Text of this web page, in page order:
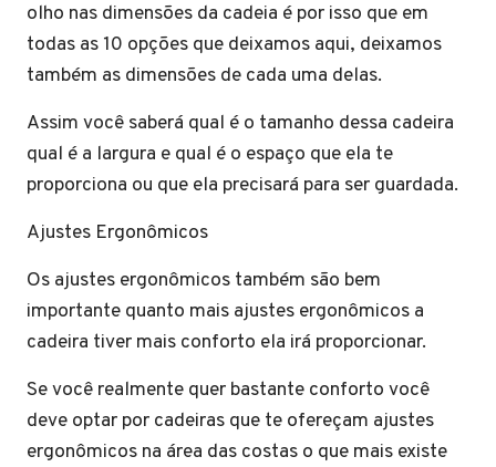
olho nas dimensões da cadeia é por isso que em
todas as 10 opções que deixamos aqui, deixamos
também as dimensões de cada uma delas.
Assim você saberá qual é o tamanho dessa cadeira
qual é a largura e qual é o espaço que ela te
proporciona ou que ela precisará para ser guardada.
Ajustes Ergonômicos
Os ajustes ergonômicos também são bem
importante quanto mais ajustes ergonômicos a
cadeira tiver mais conforto ela irá proporcionar.
Se você realmente quer bastante conforto você
deve optar por cadeiras que te ofereçam ajustes
ergonômicos na área das costas o que mais existe